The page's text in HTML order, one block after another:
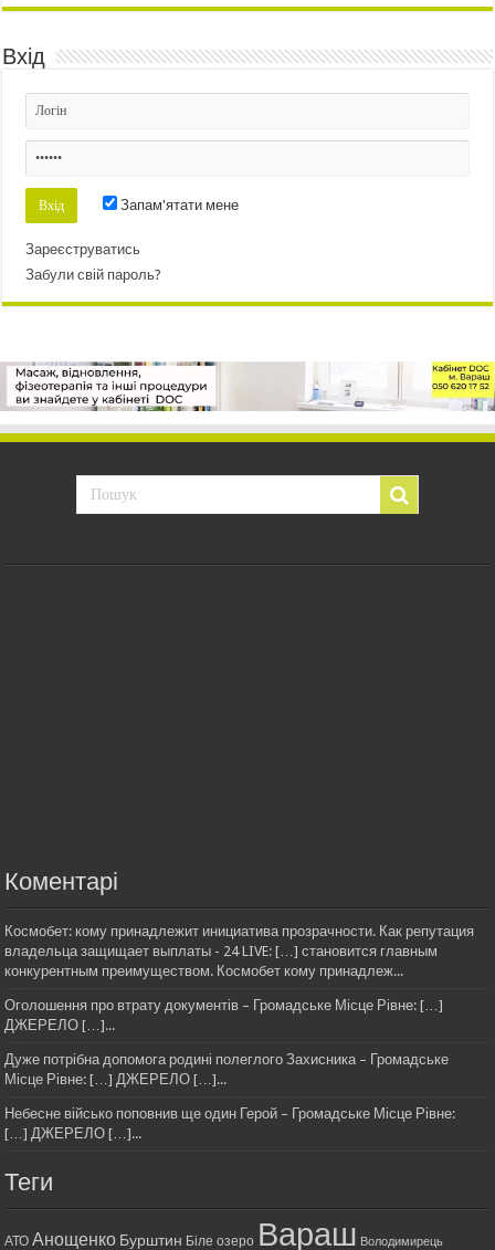
Вхід
Запам'ятати мене
Зареєструватись
Забули свій пароль?
Коментарі
Космобет: кому принадлежит инициатива прозрачности. Как репутация
владельца защищает выплаты - 24 LIVE: […] становится главным
конкурентным преимуществом. Космобет кому принадлеж...
Оголошення про втрату документів – Громадське Місце Рівне: […]
ДЖЕРЕЛО […]...
Дуже потрібна допомога родині полеглого Захисника – Громадське
Місце Рівне: […] ДЖЕРЕЛО […]...
Небесне військо поповнив ще один Герой – Громадське Місце Рівне:
[…] ДЖЕРЕЛО […]...
Теги
АТО Анощенко Бурштин Біле озеро Вараш Володимирець